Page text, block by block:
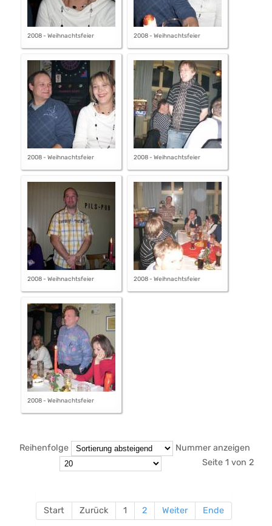
2008 - Weihnachtsfeier 2008 - Weihnachtsfeier
2008 - Weihnachtsfeier 2008 - Weihnachtsfeier
2008 - Weihnachtsfeier 2008 - Weihnachtsfeier
2008 - Weihnachtsfeier
Reihenfolge
Nummer anzeigen
Seite 1 von 2
Start Zurück 1 2 Weiter Ende